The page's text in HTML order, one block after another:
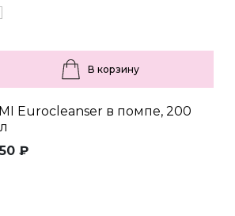
В корзину
Eurocleanser в помпе, 200
₽